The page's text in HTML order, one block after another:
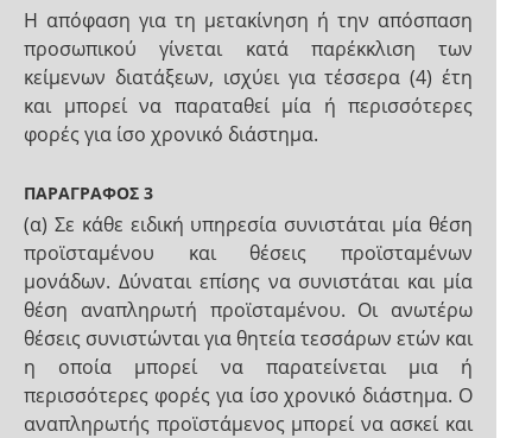
Η απόφαση για τη μετακίνηση ή την απόσπαση
προσωπικού γίνεται κατά παρέκκλιση των
κείμενων διατάξεων, ισχύει για τέσσερα (4) έτη
και μπορεί να παραταθεί μία ή περισσότερες
φορές για ίσο χρονικό διάστημα.
ΠΑΡΑΓΡΑΦΟΣ 3
(α) Σε κάθε ειδική υπηρεσία συνιστάται μία θέση
προϊσταμένου και θέσεις προϊσταμένων
μονάδων. Δύναται επίσης να συνιστάται και μία
θέση αναπληρωτή προϊσταμένου. Οι ανωτέρω
θέσεις συνιστώνται για θητεία τεσσάρων ετών και
η οποία μπορεί να παρατείνεται μια ή
περισσότερες φορές για ίσο χρονικό διάστημα. Ο
αναπληρωτής προϊστάμενος μπορεί να ασκεί και